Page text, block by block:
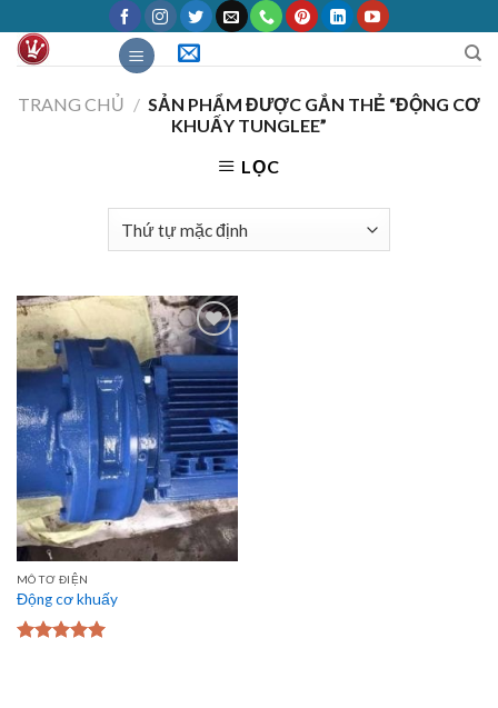
content
TRANG CHỦ / SẢN PHẨM ĐƯỢC GẮN THẺ “ĐỘNG CƠ
KHUẤY TUNGLEE”
LỌC
Add to
Wishlist
MÔ TƠ ĐIỆN
Động cơ khuấy